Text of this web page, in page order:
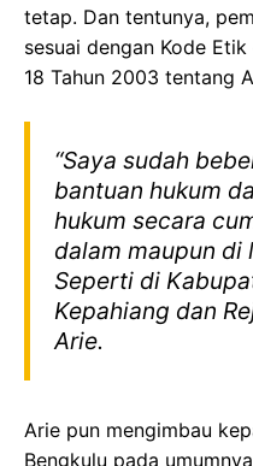
tetap. Dan tentunya,
sesuai dengan Kode
18 Tahun 2003 tentang
“Saya sudah
bantuan hukum
hukum secara
dalam maupun di
Seperti di
Kepahiang dan
Arie.
Arie pun mengimbau
Bengkulu pada